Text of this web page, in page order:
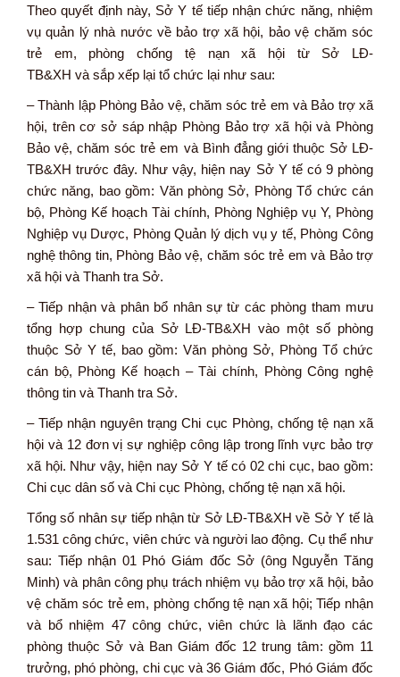
Theo quyết định này, Sở Y tế tiếp nhận chức năng, nhiệm
vụ quản lý nhà nước về bảo trợ xã hội, bảo vệ chăm sóc
trẻ em, phòng chống tệ nạn xã hội từ Sở LĐ-
TB&XH và sắp xếp lại tổ chức lại như sau:
– Thành lập Phòng Bảo vệ, chăm sóc trẻ em và Bảo trợ xã
hội, trên cơ sở sáp nhập Phòng Bảo trợ xã hội và Phòng
Bảo vệ, chăm sóc trẻ em và Bình đẳng giới thuộc Sở LĐ-
TB&XH trước đây. Như vậy, hiện nay Sở Y tế có 9 phòng
chức năng, bao gồm: Văn phòng Sở, Phòng Tổ chức cán
bộ, Phòng Kế hoạch Tài chính, Phòng Nghiệp vụ Y, Phòng
Nghiệp vụ Dược, Phòng Quản lý dịch vụ y tế, Phòng Công
nghệ thông tin, Phòng Bảo vệ, chăm sóc trẻ em và Bảo trợ
xã hội và Thanh tra Sở.
– Tiếp nhận và phân bổ nhân sự từ các phòng tham mưu
tổng hợp chung của Sở LĐ-TB&XH vào một số phòng
thuộc Sở Y tế, bao gồm: Văn phòng Sở, Phòng Tổ chức
cán bộ, Phòng Kế hoạch – Tài chính, Phòng Công nghệ
thông tin và Thanh tra Sở.
– Tiếp nhận nguyên trạng Chi cục Phòng, chống tệ nạn xã
hội và 12 đơn vị sự nghiệp công lập trong lĩnh vực bảo trợ
xã hội. Như vậy, hiện nay Sở Y tế có 02 chi cục, bao gồm:
Chi cục dân số và Chi cục Phòng, chống tệ nạn xã hội.
Tổng số nhân sự tiếp nhận từ Sở LĐ-TB&XH về Sở Y tế là
1.531 công chức, viên chức và người lao động. Cụ thể như
sau: Tiếp nhận 01 Phó Giám đốc Sở (ông Nguyễn Tăng
Minh) và phân công phụ trách nhiệm vụ bảo trợ xã hội, bảo
vệ chăm sóc trẻ em, phòng chống tệ nạn xã hội; Tiếp nhận
và bổ nhiệm 47 công chức, viên chức là lãnh đạo các
phòng thuộc Sở và Ban Giám đốc 12 trung tâm: gồm 11
trưởng, phó phòng, chi cục và 36 Giám đốc, Phó Giám đốc